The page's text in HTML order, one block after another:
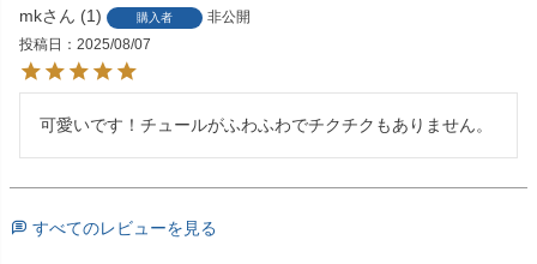
mk 1 購入者
非公開
投稿日
2025/08/07
可愛いです！チュールがふわふわでチクチクもありません。
すべてのレビューを見る